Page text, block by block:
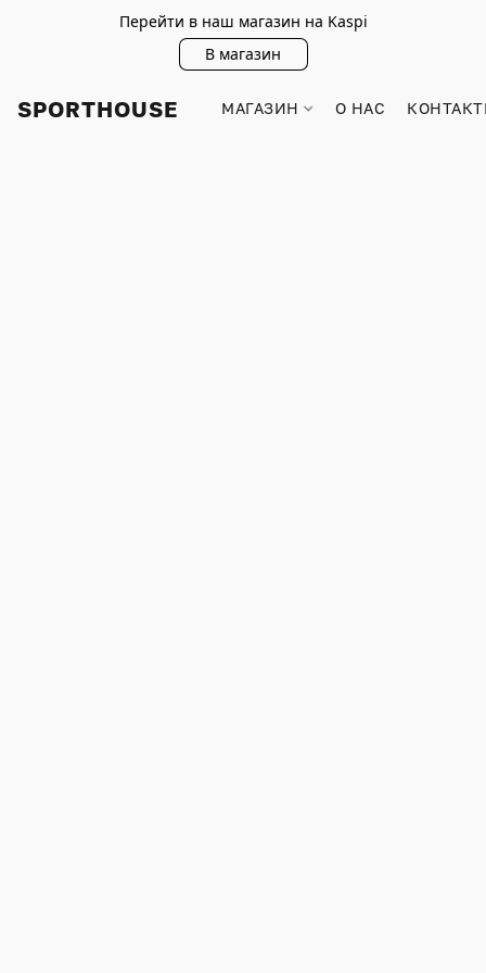
Перейти в наш магазин на Kaspi
В магазин
SPORTHOUSE МАГАЗИН О НАС